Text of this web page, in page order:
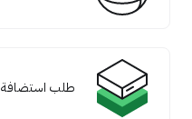
طلب استضافة